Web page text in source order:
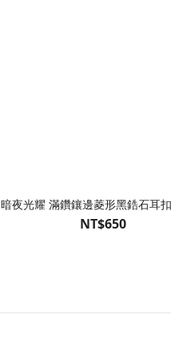
暗夜光耀 滿鑽鑲邊菱形黑鋯石耳
NT$650